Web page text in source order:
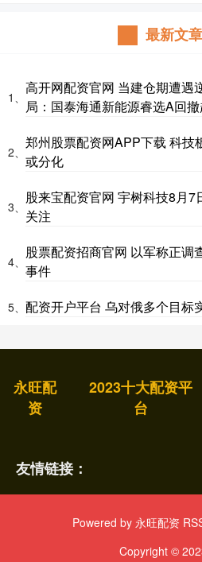
最新文章
1、
高开网配资官网 当建仓期遭遇
局：国泰海通新能源睿选A回
2、
郑州股票配资网APP下载 科技
或分化
3、
股来宝配资官网 宇树科技8月7
关注
4、
股票配资招商官网 以军称正调
事件
5、 配资开户平台 乌对俄多个目标
永旺配
资
2023十大配资平
台
友情链接：
Powered by 永旺配资
Copyright ©